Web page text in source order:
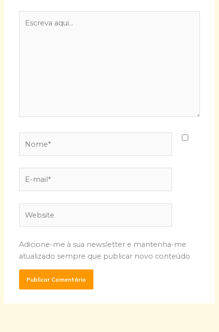
aqui...
mail*
Adicione-me à sua newsletter e mantenha-me
atualizado sempre que publicar novo conteúdo